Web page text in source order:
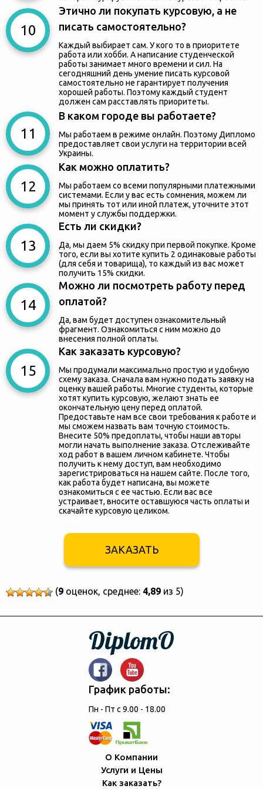
Этично ли покупать курсовую, а не
писать самостоятельно?
Каждый выбирает сам. У кого то в приоритете
работа или хобби. А написание студенческой
работы занимает много времени и сил. На
сегодняшний день умение писать курсовой
самостоятельно не гарантирует получения
хорошей работы. Поэтому каждый студент
должен сам расставлять приоритеты.
В каком городе вы работаете?
Мы работаем в режиме онлайн. Поэтому Дипломо
предоставляет свои услуги на территории всей
Украины.
Как можно оплатить?
Мы работаем со всеми популярными платежными
системами. Если у вас есть сомнения, можем ли
мы принять тот или иной платеж, уточните этот
момент у службы поддержки.
Есть ли скидки?
Да, мы даем 5% скидку при первой покупке. Кроме
того, если вы хотите купить 2 одинаковые работы
(для себя и товарища), то каждый из вас может
получить 15% скидки.
Можно ли посмотреть работу перед
оплатой?
Да, вам будет доступен ознакомительный
фрагмент. Ознакомиться с ним можно до
внесения полной оплаты.
Как заказать курсовую?
Мы продумали максимально простую и удобную
схему заказа. Сначала вам нужно подать заявку на
оценку вашей работы. Многие студенты, которые
хотят купить курсовую, желают знать ее
окончательную цену перед оплатой.
Предоставьте нам все свои требования к работе и
мы сможем назвать вам точную стоимость.
Внесите 50% предоплаты, чтобы наши авторы
могли начать выполнение заказа. Отслеживайте
ход работ в вашем личном кабинете. Чтобы
получить к нему доступ, вам необходимо
зарегистрироваться на нашем сайте. После того,
как работа будет написана, вы можете
ознакомиться с ее частью. Если вас все
устраивает, вносите оставшуюся часть оплаты и
скачайте курсовую целиком.
ЗАКАЗАТЬ
(9 оценок, среднее: 4,89 из 5)
DiplomO
График работы:
Пн - Пт с 9.00 - 18.00
О Компании
Услуги и Цены
Как заказать?